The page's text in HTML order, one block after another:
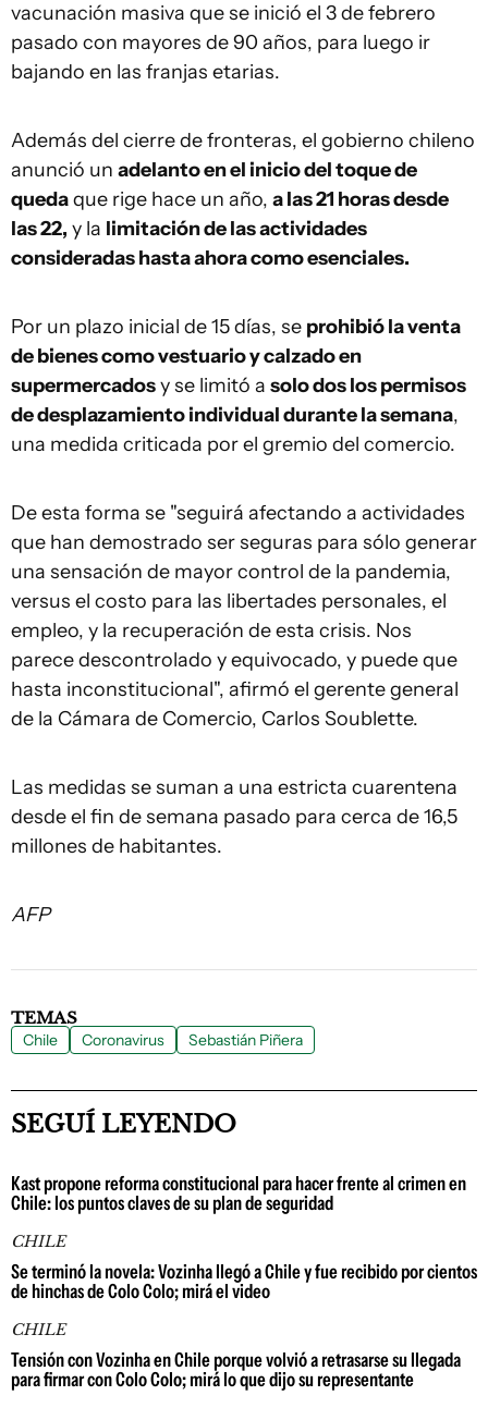
vacunación masiva que se inició el 3 de febrero
pasado con mayores de 90 años, para luego ir
bajando en las franjas etarias.
Además del cierre de fronteras, el gobierno chileno
anunció un adelanto en el inicio del toque de
quedaque rige hace un año, a las 21 horas desde
las 22, y la limitación de las actividades
consideradas hasta ahora como esenciales.
Por un plazo inicial de 15 días, se prohibió la venta
de bienes como vestuario y calzado en
supermercadosy se limitó a solo dos los permisos
de desplazamiento individual durante la semana,
una medida criticada por el gremio del comercio.
De esta forma se "seguirá afectando a actividades
que han demostrado ser seguras para sólo generar
una sensación de mayor control de la pandemia,
versus el costo para las libertades personales, el
empleo, y la recuperación de esta crisis. Nos
parece descontrolado y equivocado, y puede que
hasta inconstitucional", afirmó el gerente general
de la Cámara de Comercio, Carlos Soublette.
Las medidas se suman a una estricta cuarentena
desde el fin de semana pasado para cerca de 16,5
millones de habitantes.
AFP
TEMAS
Chile Coronavirus Sebastián Piñera
SEGUÍ LEYENDO
Kast propone reforma constitucional para hacer frente al crimen en
Chile: los puntos claves de su plan de seguridad
CHILE
Se terminó la novela: Vozinha llegó a Chile y fue recibido por cientos
de hinchas de Colo Colo; mirá el video
CHILE
Tensión con Vozinha en Chile porque volvió a retrasarse su llegada
para firmar con Colo Colo; mirá lo que dijo su representante